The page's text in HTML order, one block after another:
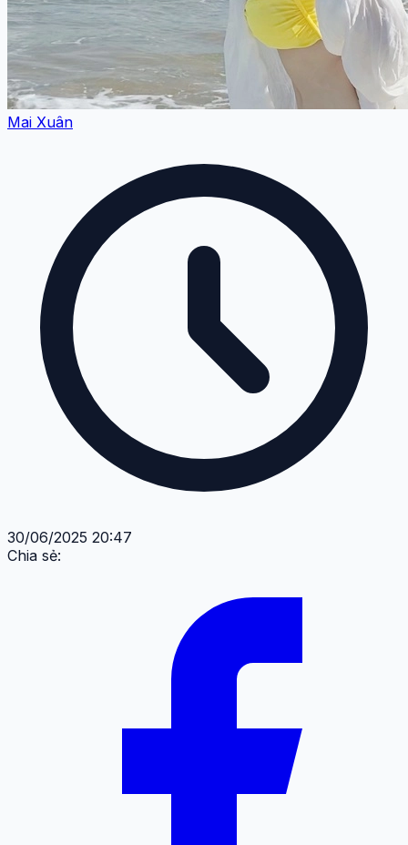
Mai Xuân
30/06/2025 20:47
Chia sẻ: